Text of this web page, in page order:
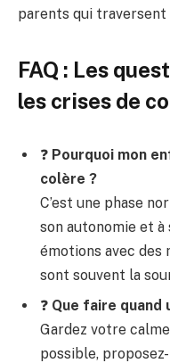
parents qui traversent
FAQ : Les
les crises de
❓ Pourquoi mon
colère ?
C’est une phase
son autonomie et
émotions avec des
sont souvent la
❓ Que faire quand
Gardez votre
possible,